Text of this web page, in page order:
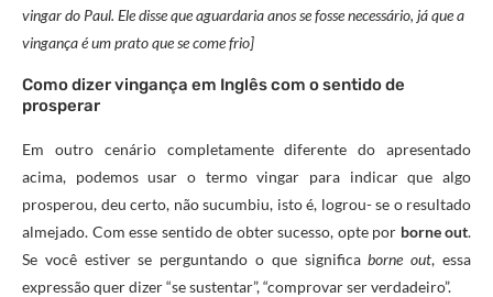
vingar do Paul. Ele disse que aguardaria anos se fosse necessário, já que a
vingança é um prato que se come frio]
Como dizer vingança em Inglês com o sentido de
prosperar
Em outro cenário completamente diferente do apresentado
acima, podemos usar o termo vingar para indicar que algo
prosperou, deu certo, não sucumbiu, isto é, logrou- se o resultado
almejado. Com esse sentido de obter sucesso, opte por borne out.
Se você estiver se perguntando o que significaborne out, essa
expressão quer dizer “se sustentar”, “comprovar ser verdadeiro”.